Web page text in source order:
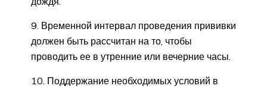
9. Временной интервал проведения прививки
должен быть рассчитан на то, чтобы
проводить ее в утренние или вечерние часы.
10. Поддержание необходимых условий в